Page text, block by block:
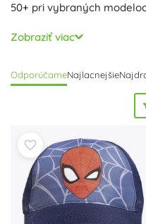
50+ pri vybraných
Materiály ako priedušná
zabezpečujú
veľkosťvďaka zapínaniu na
prípadne pružnému lemu,
Mäkká potná páska,
pohodlie po
šnúrka pod bradou pri
šilt, krytie zátylku a
bezpečnosť. Dievčenské
unisex klobúk pre deti v
potlačami doladia každý
pre deti na ihrisko, do
Zobraziť viac
OdporúčameNajlacnejšie